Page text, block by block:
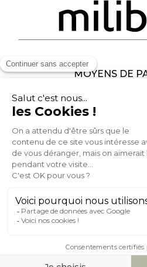
MOYENS DE
SOCIAL
© 2007-2026
Tous droits